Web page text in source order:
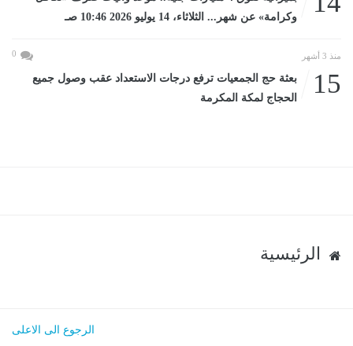
وكرامة» عن شهر... الثلاثاء، 14 يوليو 2026 10:46 صـ
منذ 3 أشهر 0
15
بعثة حج الجمعيات ترفع درجات الاستعداد عقب وصول جميع
الحجاج لمكة المكرمة
الرئيسية
الرجوع الى الاعلى